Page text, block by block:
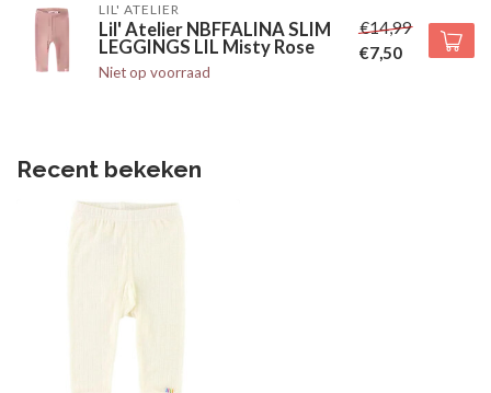
LIL' ATELIER
Lil' Atelier NBFFALINA SLIM
LEGGINGS LIL Misty Rose
Niet op voorraad
€14,99
€7,50
Recent bekeken